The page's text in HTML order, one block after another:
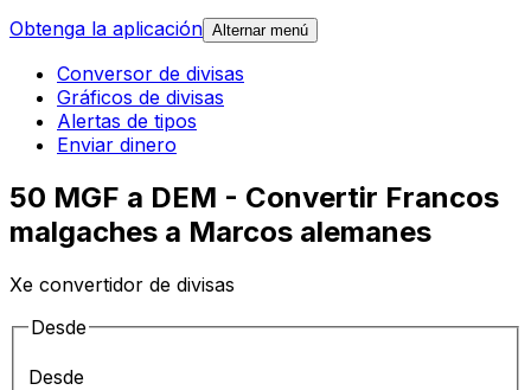
Obtenga la aplicación Alternar menú
Conversor de divisas
Gráficos de divisas
Alertas de tipos
Enviar dinero
50 MGF a DEM - Convertir Francos
malgaches a Marcos alemanes
Xe convertidor de divisas
Desde
Desde